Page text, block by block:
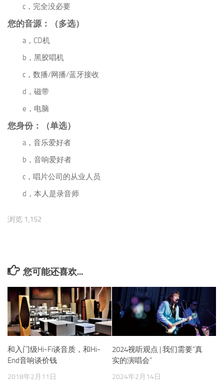
c，完全没必要
您的音源：（多选）
a，CD机
b，黑胶唱机
c，数播/网播/蓝牙接收
d，磁带
e，电脑
您身份：（单选）
a，音乐爱好者
b，音响爱好者
c，唱片公司的从业人员
d，本人是录音师
浏览 1,152
您可能还喜欢...
和入门级Hi-Fi谈音质，和Hi-
End音响谈价钱
2018年2月11日
2024视听观点 | 我们需要“真
实的演唱会”
2024年2月14日